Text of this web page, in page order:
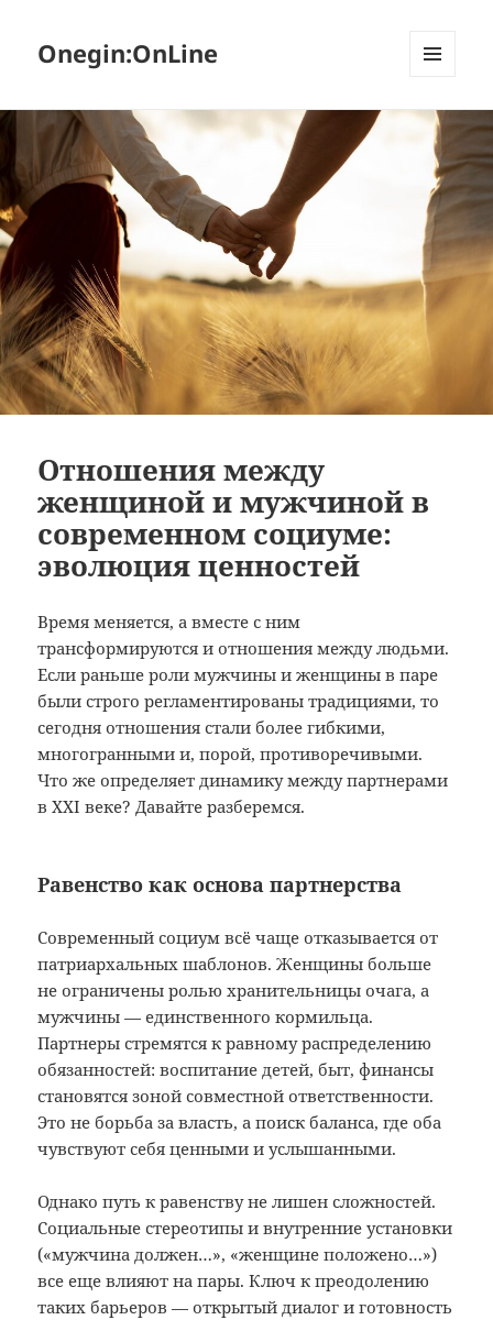
Onegin:OnLine
ВИДЖЕТЫ
Отношения между
женщиной и мужчиной в
современном социуме:
эволюция ценностей
Время меняется, а вместе с ним
трансформируются и отношения между людьми.
Если раньше роли мужчины и женщины в паре
были строго регламентированы традициями, то
сегодня отношения стали более гибкими,
многогранными и, порой, противоречивыми.
Что же определяет динамику между партнерами
в XXI веке? Давайте разберемся.
Равенство как основа партнерства
Современный социум всё чаще отказывается от
патриархальных шаблонов. Женщины больше
не ограничены ролью хранительницы очага, а
мужчины — единственного кормильца.
Партнеры стремятся к равному распределению
обязанностей: воспитание детей, быт, финансы
становятся зоной совместной ответственности.
Это не борьба за власть, а поиск баланса, где оба
чувствуют себя ценными и услышанными.
Однако путь к равенству не лишен сложностей.
Социальные стереотипы и внутренние установки
(«мужчина должен…», «женщине положено…»)
все еще влияют на пары. Ключ к преодолению
таких барьеров — открытый диалог и готовность